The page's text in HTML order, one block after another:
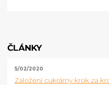
ČLÁNKY
5/02/2020
Založení cukrárny krok za